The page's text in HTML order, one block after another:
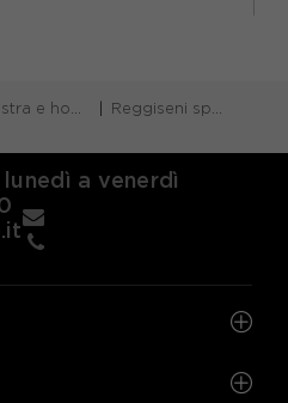
e home gym
Reggiseni sportivi palestra
a venerdì